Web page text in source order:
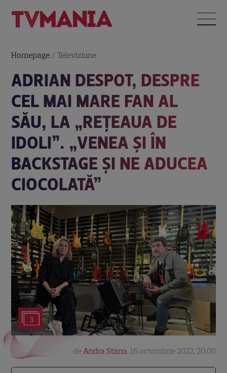
Homepage / Televiziune
ADRIAN DESPOT, DESPRE
CEL MAI MARE FAN AL
SĂU, LA „REȚEAUA DE
IDOLI”. „VENEA ȘI ÎN
BACKSTAGE ȘI NE ADUCEA
CIOCOLATĂ”
3
deAndra Stana, 16 octombrie 2022, 20:00